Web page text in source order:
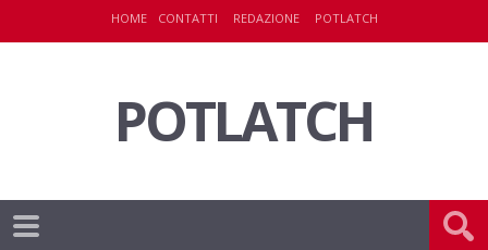
HOME CONTATTI REDAZIONE POTLATCH
POTLATCH